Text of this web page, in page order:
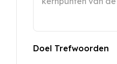
Doel Trefwoorden